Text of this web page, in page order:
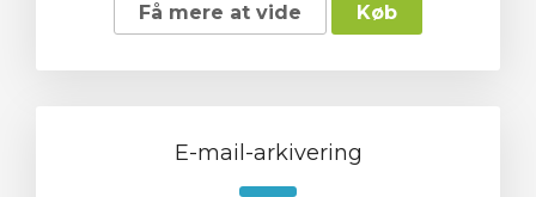
Få mere at vide Køb
E-mail-arkivering